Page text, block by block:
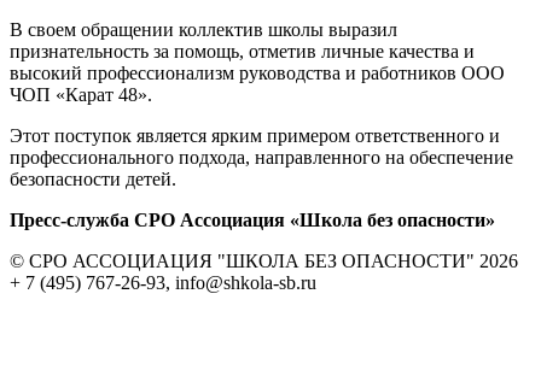
В своем обращении коллектив школы выразил
признательность за помощь, отметив личные качества и
высокий профессионализм руководства и работников ООО
ЧОП «Карат 48».
Этот поступок является ярким примером ответственного и
профессионального подхода, направленного на обеспечение
безопасности детей.
Пресс-служба СРО Ассоциация «Школа без опасности»
© СРО АССОЦИАЦИЯ "ШКОЛА БЕЗ ОПАСНОСТИ" 2026
+ 7 (495) 767-26-93, info@shkola-sb.ru